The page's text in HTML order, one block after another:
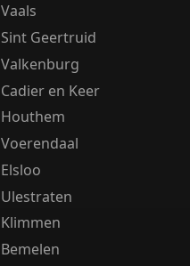
Vaals
Sint Geertruid
Valkenburg
Cadier en Keer
Houthem
Voerendaal
Elsloo
Ulestraten
Klimmen
Bemelen